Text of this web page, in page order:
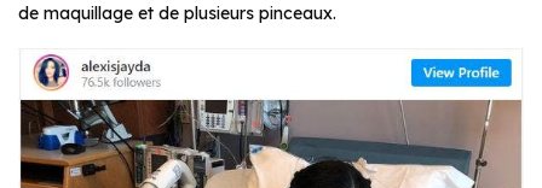
de maquillage et de plusieurs pinceaux.